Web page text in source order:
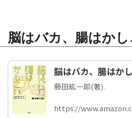
脳はバカ、腸はか
脳はバカ、腸はか
藤田紘一郎(著) .
https://